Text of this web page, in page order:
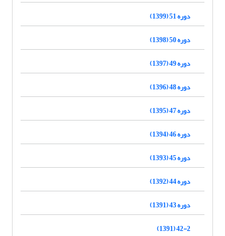
دوره 51 (1399)
دوره 50 (1398)
دوره 49 (1397)
دوره 48 (1396)
دوره 47 (1395)
دوره 46 (1394)
دوره 45 (1393)
دوره 44 (1392)
دوره 43 (1391)
42-2 (1391)